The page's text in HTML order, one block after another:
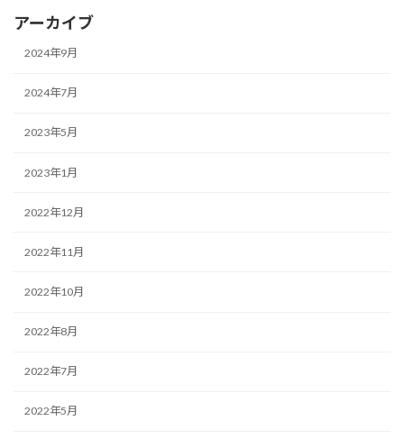
アーカイブ
2024年9月
2024年7月
2023年5月
2023年1月
2022年12月
2022年11月
2022年10月
2022年8月
2022年7月
2022年5月